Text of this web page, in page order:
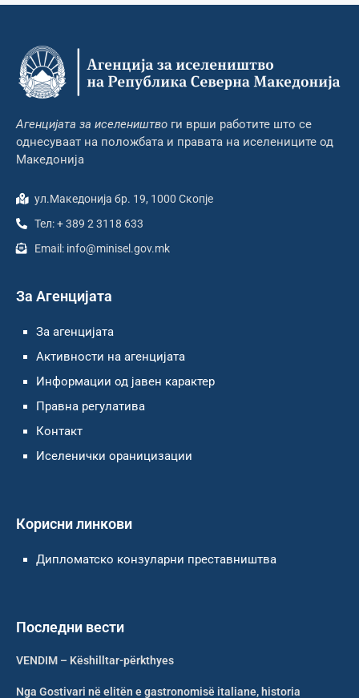
Агенцијата за иселеништво ги врши работите што се
однесуваат на положбата и правата на иселениците од
Македонија
ул.Македонија бр. 19, 1000 Скопје
Тел: + 389 2 3118 633
Email: info@minisel.gov.mk
За Агенцијата
За агенцијата
Активности на агенцијата
Информации од јавен карактер
Правна регулатива
Контакт
Иселенички ораницизации
Корисни линкови
Дипломатско конзуларни преставништва
Последни вести
VENDIM – Këshilltar-përkthyes
Nga Gostivari në elitën e gastronomisë italiane, historia